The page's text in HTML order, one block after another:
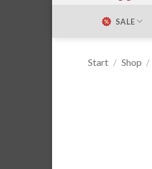
SALE
Start / Shop /